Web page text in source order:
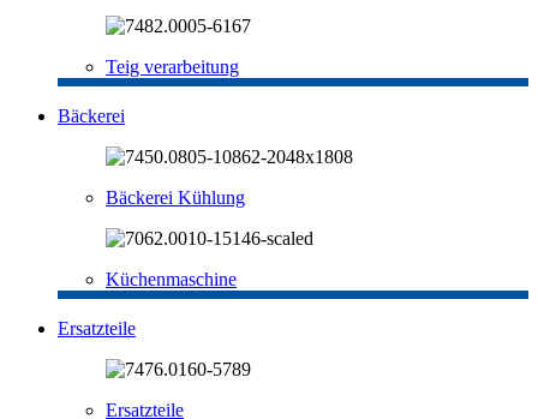
Teig verarbeitung
Bäckerei
Bäckerei Kühlung
Küchenmaschine
Ersatzteile
Ersatzteile